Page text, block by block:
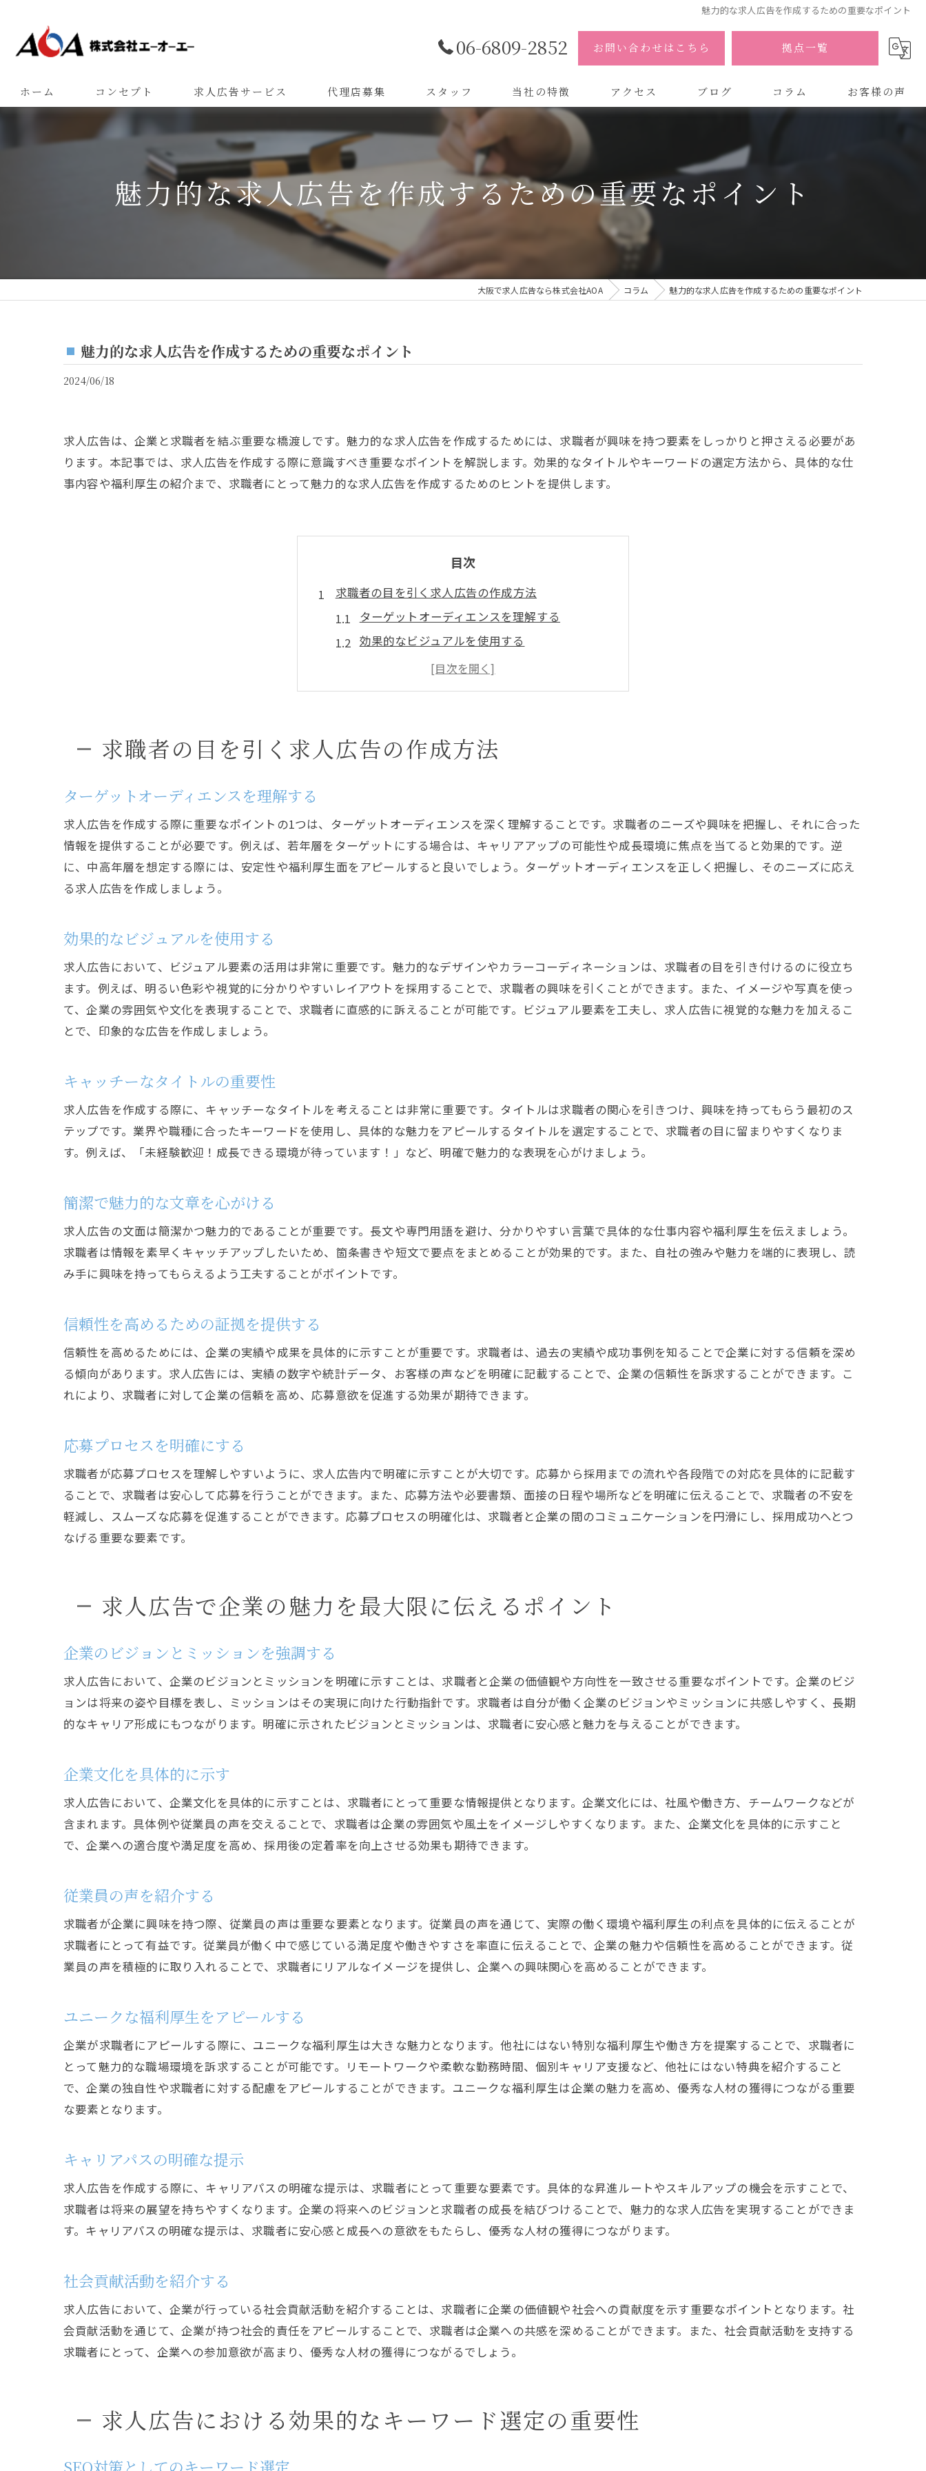
魅力的な求人広告を作成するための重要なポイント
06-6809-2852 お問い合わせはこちら 拠点一覧
ホーム コンセプト 求人広告サービス 代理店募集 スタッフ 当社の特徴
代理店
バイトル
アクセス
株式会社AOA 東京 渋谷オフィス
株式会社AOA 南森町オフィス
ブログ コラム お客様の声
魅力的な求人広告を作成するための重要なポイント
大阪で求人広告なら株式会社AOA コラム 魅力的な求人広告を作成するための重要なポイント
魅力的な求人広告を作成するための重要なポイント
2024/06/18
求人広告は、企業と求職者を結ぶ重要な橋渡しです。魅力的な求人広告を作成するためには、求職者が興味を持つ要素をしっかりと押さえる必要があ
ります。本記事では、求人広告を作成する際に意識すべき重要なポイントを解説します。効果的なタイトルやキーワードの選定方法から、具体的な仕
事内容や福利厚生の紹介まで、求職者にとって魅力的な求人広告を作成するためのヒントを提供します。
目次
求職者の目を引く求人広告の作成方法
ターゲットオーディエンスを理解する
効果的なビジュアルを使用する
キャッチーなタイトルの重要性
簡潔で魅力的な文章を心がける
応募プロセスを明確にする
求人広告で企業の魅力を最大限に伝えるポイント
従業員の声を紹介する
ユニークな福利厚生をアピールする
業界特有のキーワードを使用する
求職者の検索意図を予測する
求められるスキルと経験を明確に記載する
勤務地と勤務時間の詳細を提供する
会社の雰囲気をビジュアルで伝える
魅力的な求人広告を作成するための最新トレンド
インタラクティブな要素を取り入れる
パーソナライズされた求人情報
職場の写真や動画を掲載する
詳細な福利厚生一覧を提供する
求人広告で優秀な人材を引きつけるための工夫
企業の安定性と成長性を示す
ポテンシャルを重視した採用方針
応募者の多様性を歓迎する姿勢
ターゲット層の分析と理解
クリアで簡潔な文章の書き方
インパクトのあるデザインの重要性
定期的な更新と改善
求職者の目を引く求人広告の作成方法
ターゲットオーディエンスを理解する
求人広告を作成する際に重要なポイントの1つは、ターゲットオーディエンスを深く理解することです。求職者のニーズや興味を把握し、それに合った
情報を提供することが必要です。例えば、若年層をターゲットにする場合は、キャリアアップの可能性や成長環境に焦点を当てると効果的です。逆
に、中高年層を想定する際には、安定性や福利厚生面をアピールすると良いでしょう。ターゲットオーディエンスを正しく把握し、そのニーズに応え
る求人広告を作成しましょう。
効果的なビジュアルを使用する
求人広告において、ビジュアル要素の活用は非常に重要です。魅力的なデザインやカラーコーディネーションは、求職者の目を引き付けるのに役立ち
ます。例えば、明るい色彩や視覚的に分かりやすいレイアウトを採用することで、求職者の興味を引くことができます。また、イメージや写真を使っ
て、企業の雰囲気や文化を表現することで、求職者に直感的に訴えることが可能です。ビジュアル要素を工夫し、求人広告に視覚的な魅力を加えるこ
とで、印象的な広告を作成しましょう。
キャッチーなタイトルの重要性
求人広告を作成する際に、キャッチーなタイトルを考えることは非常に重要です。タイトルは求職者の関心を引きつけ、興味を持ってもらう最初のス
テップです。業界や職種に合ったキーワードを使用し、具体的な魅力をアピールするタイトルを選定することで、求職者の目に留まりやすくなりま
す。例えば、「未経験歓迎！成長できる環境が待っています！」など、明確で魅力的な表現を心がけましょう。
簡潔で魅力的な文章を心がける
求人広告の文面は簡潔かつ魅力的であることが重要です。長文や専門用語を避け、分かりやすい言葉で具体的な仕事内容や福利厚生を伝えましょう。
求職者は情報を素早くキャッチアップしたいため、箇条書きや短文で要点をまとめることが効果的です。また、自社の強みや魅力を端的に表現し、読
み手に興味を持ってもらえるよう工夫することがポイントです。
信頼性を高めるための証拠を提供する
信頼性を高めるためには、企業の実績や成果を具体的に示すことが重要です。求職者は、過去の実績や成功事例を知ることで企業に対する信頼を深め
る傾向があります。求人広告には、実績の数字や統計データ、お客様の声などを明確に記載することで、企業の信頼性を訴求することができます。こ
れにより、求職者に対して企業の信頼を高め、応募意欲を促進する効果が期待できます。
応募プロセスを明確にする
求職者が応募プロセスを理解しやすいように、求人広告内で明確に示すことが大切です。応募から採用までの流れや各段階での対応を具体的に記載す
ることで、求職者は安心して応募を行うことができます。また、応募方法や必要書類、面接の日程や場所などを明確に伝えることで、求職者の不安を
軽減し、スムーズな応募を促進することができます。応募プロセスの明確化は、求職者と企業の間のコミュニケーションを円滑にし、採用成功へとつ
なげる重要な要素です。
求人広告で企業の魅力を最大限に伝えるポイント
企業のビジョンとミッションを強調する
求人広告において、企業のビジョンとミッションを明確に示すことは、求職者と企業の価値観や方向性を一致させる重要なポイントです。企業のビジ
ョンは将来の姿や目標を表し、ミッションはその実現に向けた行動指針です。求職者は自分が働く企業のビジョンやミッションに共感しやすく、長期
的なキャリア形成にもつながります。明確に示されたビジョンとミッションは、求職者に安心感と魅力を与えることができます。
企業文化を具体的に示す
求人広告において、企業文化を具体的に示すことは、求職者にとって重要な情報提供となります。企業文化には、社風や働き方、チームワークなどが
含まれます。具体例や従業員の声を交えることで、求職者は企業の雰囲気や風土をイメージしやすくなります。また、企業文化を具体的に示すこと
で、企業への適合度や満足度を高め、採用後の定着率を向上させる効果も期待できます。
従業員の声を紹介する
求職者が企業に興味を持つ際、従業員の声は重要な要素となります。従業員の声を通じて、実際の働く環境や福利厚生の利点を具体的に伝えることが
求職者にとって有益です。従業員が働く中で感じている満足度や働きやすさを率直に伝えることで、企業の魅力や信頼性を高めることができます。従
業員の声を積極的に取り入れることで、求職者にリアルなイメージを提供し、企業への興味関心を高めることができます。
ユニークな福利厚生をアピールする
企業が求職者にアピールする際に、ユニークな福利厚生は大きな魅力となります。他社にはない特別な福利厚生や働き方を提案することで、求職者に
とって魅力的な職場環境を訴求することが可能です。リモートワークや柔軟な勤務時間、個別キャリア支援など、他社にはない特典を紹介すること
で、企業の独自性や求職者に対する配慮をアピールすることができます。ユニークな福利厚生は企業の魅力を高め、優秀な人材の獲得につながる重要
な要素となります。
キャリアパスの明確な提示
求人広告を作成する際に、キャリアパスの明確な提示は、求職者にとって重要な要素です。具体的な昇進ルートやスキルアップの機会を示すことで、
求職者は将来の展望を持ちやすくなります。企業の将来へのビジョンと求職者の成長を結びつけることで、魅力的な求人広告を実現することができま
す。キャリアパスの明確な提示は、求職者に安心感と成長への意欲をもたらし、優秀な人材の獲得につながります。
社会貢献活動を紹介する
求人広告において、企業が行っている社会貢献活動を紹介することは、求職者に企業の価値観や社会への貢献度を示す重要なポイントとなります。社
会貢献活動を通じて、企業が持つ社会的責任をアピールすることで、求職者は企業への共感を深めることができます。また、社会貢献活動を支持する
求職者にとって、企業への参加意欲が高まり、優秀な人材の獲得につながるでしょう。
求人広告における効果的なキーワード選定の重要性
SEO対策としてのキーワード選定